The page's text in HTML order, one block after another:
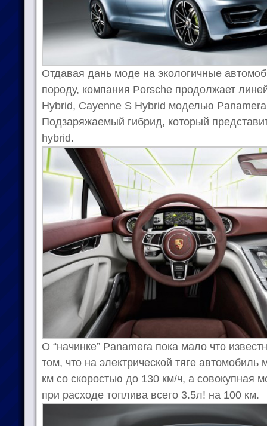
Отдавая дань моде на экологичные
породу, компания Porsche продолжает
Hybrid, Cayenne S Hybrid моделью
Подзаряжаемый гибрид, который
hybrid.
О “начинке” Panamera пока мало что
том, что на электрической тяге автомобиль
км со скоростью до 130 км/ч, а совокупная
при расходе топлива всего 3.5л! на 100 км.